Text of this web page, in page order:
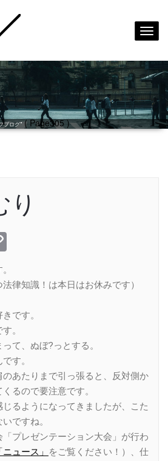
ブログ"( Page305 )
り
律知識！は本日はお休みです）
きです。
。
て、ぬぼ?っとする。
す。
あたりまで引っ張ると、反対側か
るので要注意です。
るようになってきましたが、こた
ですね。
プレゼンテーション大会」が行わ
「ニュース」
をご覧ください！）、仕